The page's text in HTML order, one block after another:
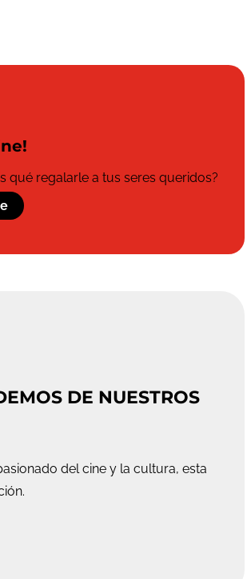
qué regalarle a tus seres queridos?
DE NUESTROS
del cine y la cultura, esta